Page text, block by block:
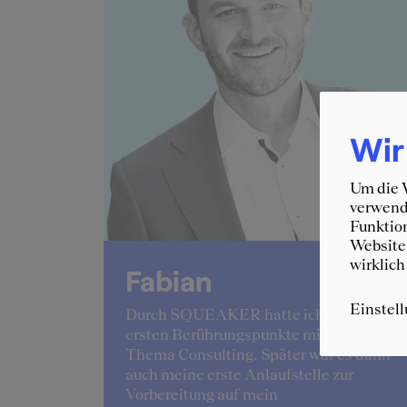
Fabian
Durch SQUEAKER hatte ich meine
ersten Berührungspunkte mit dem
Thema Consulting. Später war es dann
auch meine erste Anlaufstelle zur
Vorbereitung auf mein
Um die
wirklich